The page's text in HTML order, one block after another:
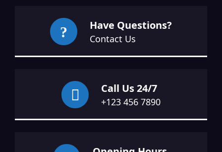
Have Questions?
Contact Us
Call Us 24/7
+123 456 7890